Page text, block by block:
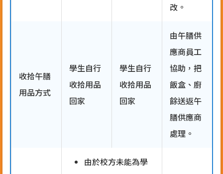
改。
收拾午膳
用品方式
學生自行
收拾用品
回家
學生自行
收拾用品
回家
由午膳供
應商員工
協助，把
飯盒、廚
餘送返午
膳供應商
處理。
由於校方未能為學